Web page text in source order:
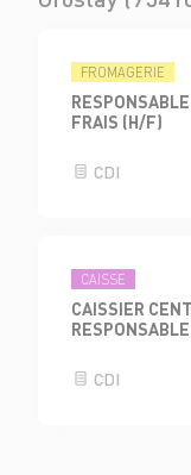
FROMAGERIE
FRAIS (H/F)
CDI
CAISSE
CAISSIER
CDI